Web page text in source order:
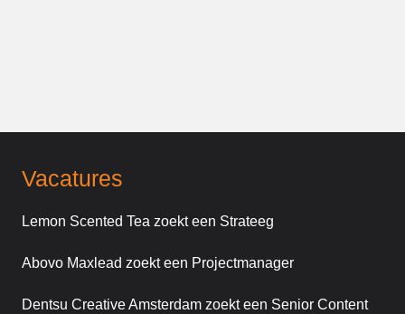
Vacatures
Lemon Scented Tea zoekt een Strateeg
Abovo Maxlead zoekt een Projectmanager
Dentsu Creative Amsterdam zoekt een Senior Content